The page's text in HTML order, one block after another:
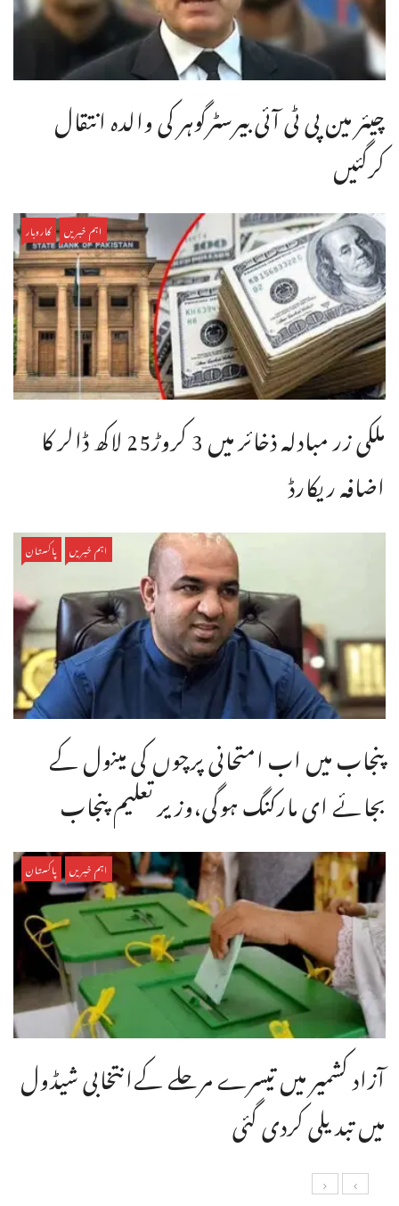
چیئر مین پی ٹی آئی بیرسٹرگوہر کی والدہ انتقال
کرگئیں
اہم خبریں کاروبار
ملکی زر مبادلہ ذخائر میں 3 کروڑ25 لاکھ ڈالر کا
اضافہ ریکارڈ
اہم خبریں پاکستان
پنجاب میں اب امتحانی پرچوں کی مینول کے
بجائے ای مارکنگ ہوگی،وزیر تعلیم پنجاب
اہم خبریں پاکستان
آزاد کشمیر میں تیسرے مرحلے کےانتخابی شیڈول
میں تبدیلی کردی گئی